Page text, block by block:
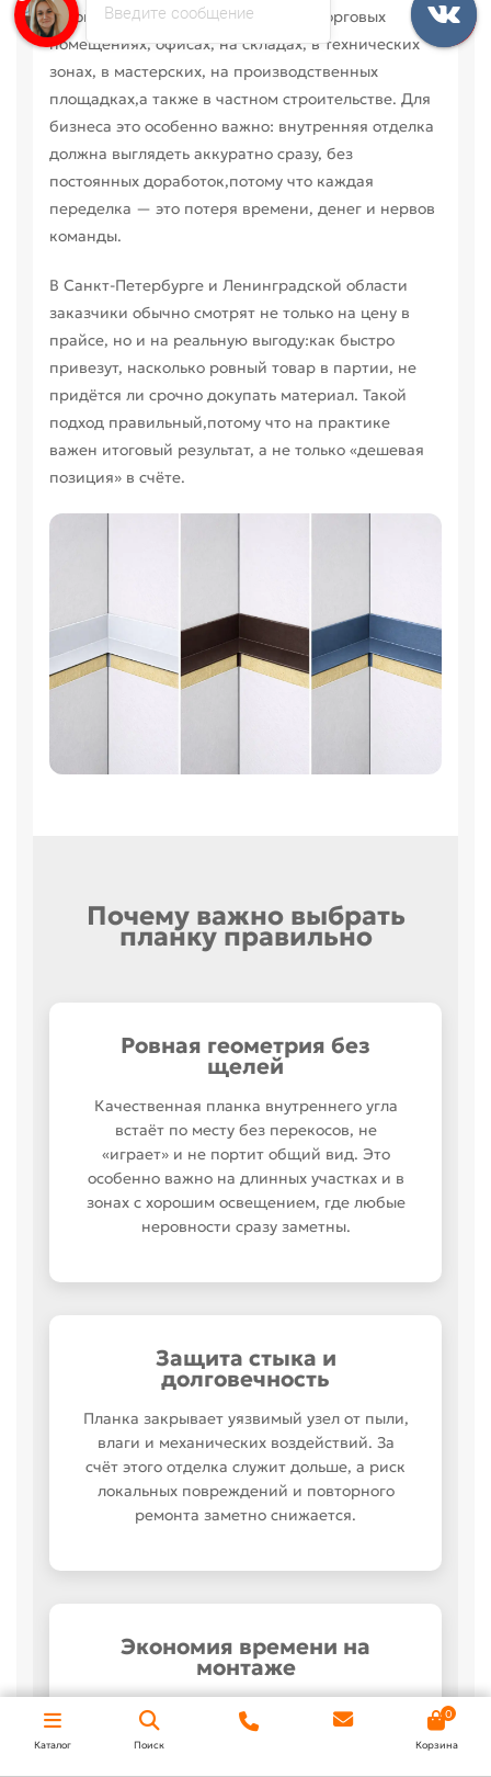
Такой элемент часто используют в торговых
помещениях, офисах, на складах, в технических
зонах, в мастерских, на производственных
площадках,а также в частном строительстве. Для
бизнеса это особенно важно: внутренняя отделка
должна выглядеть аккуратно сразу, без
постоянных доработок,потому что каждая
переделка — это потеря времени, денег и нервов
команды.
В Санкт-Петербурге и Ленинградской области
заказчики обычно смотрят не только на цену в
прайсе, но и на реальную выгоду:как быстро
привезут, насколько ровный товар в партии, не
придётся ли срочно докупать материал. Такой
подход правильный,потому что на практике
важен итоговый результат, а не только «дешевая
позиция» в счёте.
Почему важно выбрать
планку правильно
Ровная геометрия без
щелей
Качественная планка внутреннего угла
встаёт по месту без перекосов, не
«играет» и не портит общий вид. Это
особенно важно на длинных участках и в
зонах с хорошим освещением, где любые
неровности сразу заметны.
Защита стыка и
долговечность
Планка закрывает уязвимый узел от пыли,
влаги и механических воздействий. За
счёт этого отделка служит дольше, а риск
локальных повреждений и повторного
ремонта заметно снижается.
Экономия времени на
монтаже
Когда размеры подобраны точно,
монтажникам не нужно «дорабатывать»
Каталог Поиск
0
Корзина
Введите сообщение